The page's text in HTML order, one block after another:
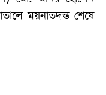
ময়নাতদন্ত শেষে